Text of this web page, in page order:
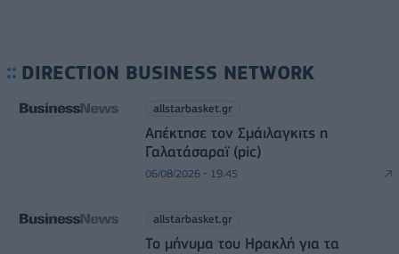
DIRECTION BUSINESS NETWORK
allstarbasket.gr
Απέκτησε τον Σμάιλαγκιτς η
Γαλατάσαραϊ (pic)
06/08/2026 - 19:45
allstarbasket.gr
Το μήνυμα του Ηρακλή για τα